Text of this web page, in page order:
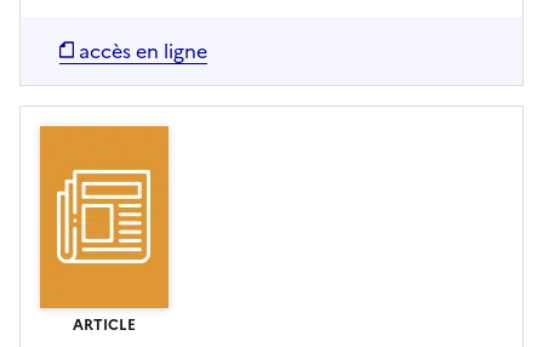
accès en ligne
ARTICLE